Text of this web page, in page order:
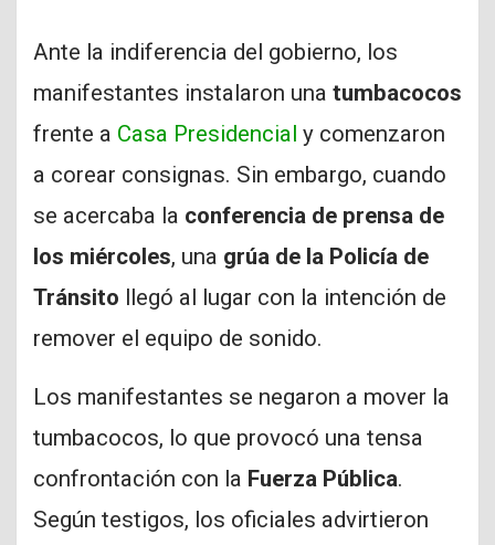
Ante la indiferencia del gobierno, los
manifestantes instalaron una tumbacocos
frente a Casa Presidencial y comenzaron
a corear consignas. Sin embargo, cuando
se acercaba la conferencia de prensa de
los miércoles, una grúa de la Policía de
Tránsito llegó al lugar con la intención de
remover el equipo de sonido.
Los manifestantes se negaron a mover la
tumbacocos, lo que provocó una tensa
confrontación con la Fuerza Pública.
Según testigos, los oficiales advirtieron